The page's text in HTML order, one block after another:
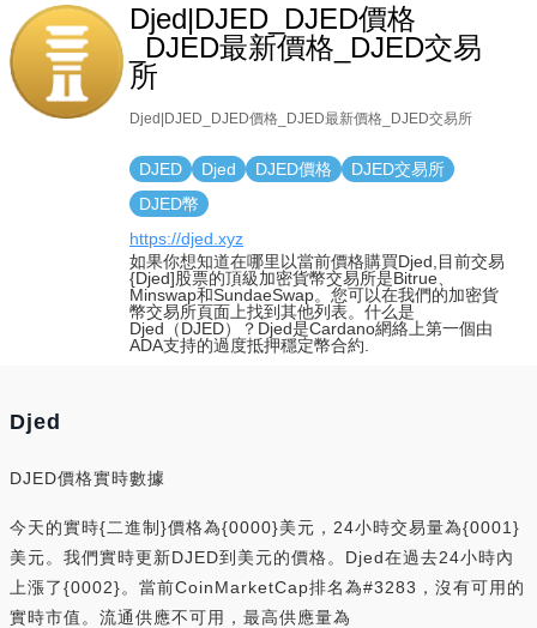
Djed|DJED_DJED價格
_DJED最新價格_DJED交易
所
Djed|DJED_DJED價格_DJED最新價格_DJED交易所
DJED Djed DJED價格
DJED交易所
DJED幣
https://djed.xyz
如果你想知道在哪里以當前價格購買Djed,目前交易
{Djed]股票的頂級加密貨幣交易所是Bitrue、
Minswap和SundaeSwap。您可以在我們的加密貨
幣交易所頁面上找到其他列表。什么是
Djed（DJED）？Djed是Cardano網絡上第一個由
ADA支持的過度抵押穩定幣合約.
Djed
DJED價格實時數據
今天的實時{二進制}價格為{0000}美元，24小時交易量為{0001}
美元。我們實時更新DJED到美元的價格。Djed在過去24小時內
上漲了{0002}。當前CoinMarketCap排名為#3283，沒有可用的
實時市值。流通供應不可用，最高供應量為